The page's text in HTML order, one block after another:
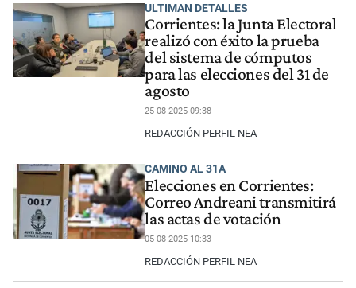
ULTIMAN DETALLES
Corrientes: la Junta Electoral
realizó con éxito la prueba
del sistema de cómputos
para las elecciones del 31 de
agosto
25-08-2025 09:38
REDACCIÓN PERFIL NEA
CAMINO AL 31A
Elecciones en Corrientes:
Correo Andreani transmitirá
las actas de votación
05-08-2025 10:33
REDACCIÓN PERFIL NEA